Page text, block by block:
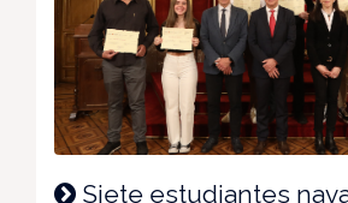
Siete estudiantes